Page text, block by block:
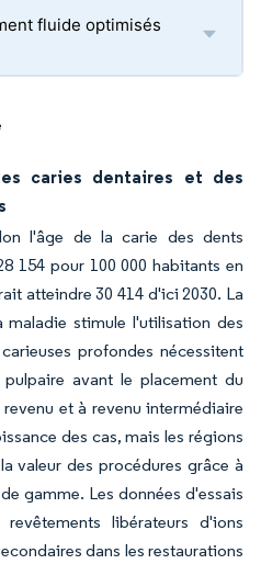
fluide optimisés
caries dentaires et des
l'âge de la carie des dents
154 pour 100 000 habitants en
atteindre 30 414 d'ici 2030. La
stimule l'utilisation des
profondes nécessitent
avant le placement du
et à revenu intermédiaire
des cas, mais les régions
valeur des procédures grâce à
gamme. Les données d'essais
libérateurs d'ions
dans les restaurations